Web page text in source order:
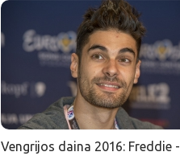
Vengrijos daina 2016: Freddie -